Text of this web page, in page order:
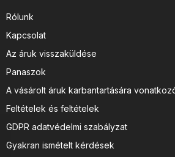
Rólunk
Kapcsolat
Az áruk visszaküldése
Panaszok
A vásárolt áruk karbantartására
Feltételek és feltételek
GDPR adatvédelmi szabályzat
Gyakran ismételt kérdések